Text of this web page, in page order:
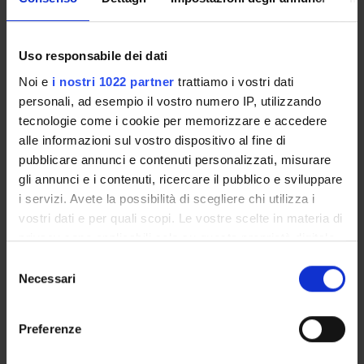
Uso responsabile dei dati
Noi e i nostri 1022 partner trattiamo i vostri dati
personali, ad esempio il vostro numero IP, utilizzando
tecnologie come i cookie per memorizzare e accedere
alle informazioni sul vostro dispositivo al fine di
pubblicare annunci e contenuti personalizzati, misurare
gli annunci e i contenuti, ricercare il pubblico e sviluppare
i servizi. Avete la possibilità di scegliere chi utilizza i
vostri dati e per quali scopi. Le vostre scelte in materia di
privacy sono applicabili solo su questa proprietà digitale
modificare o revocare il proprio consenso in qualsiasi
momento dalla Dichiarazione sui cookie o facendo clic
delNecessari
Preferenze
ORIENTAMENTO
PRIMO PIANO
Dipartimento di Scienze economiche citata dal quotidiano
“Les Echos”.